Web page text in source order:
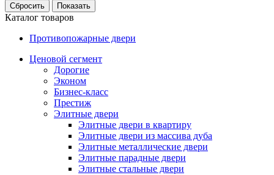
Каталог товаров
Противопожарные двери
Ценовой сегмент
Дорогие
Эконом
Бизнес-класс
Престиж
Элитные двери
Элитные двери в квартиру
Элитные двери из массива дуба
Элитные металлические двери
Элитные парадные двери
Элитные стальные двери